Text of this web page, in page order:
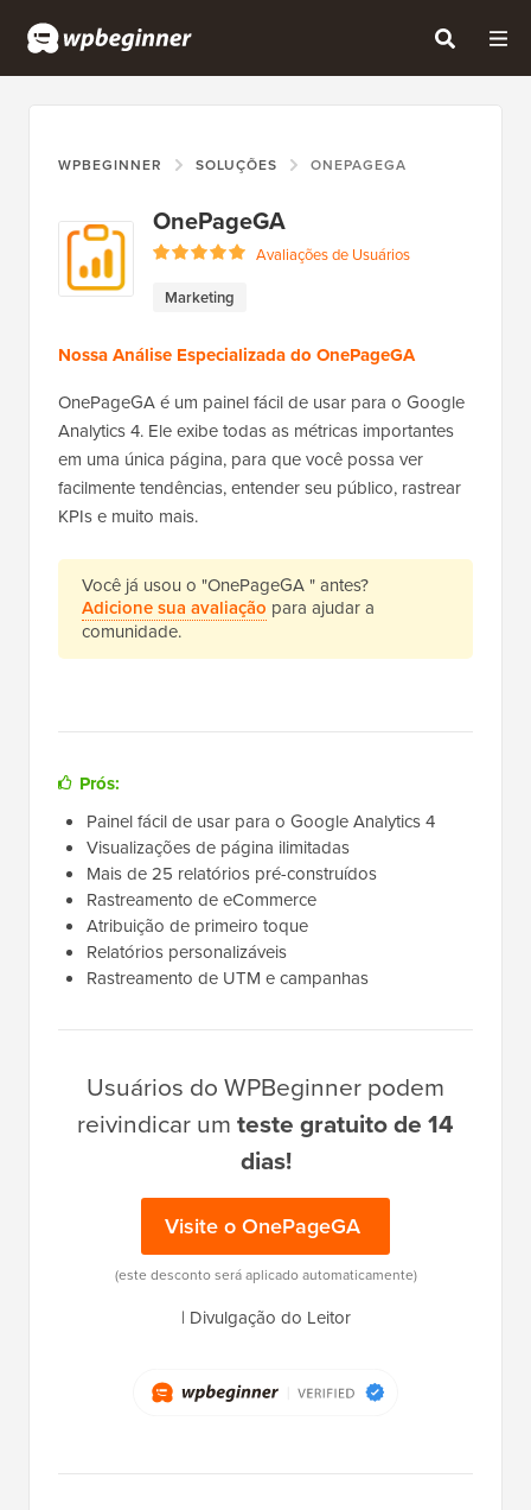
WPBEGINNER SOLUÇÕES ONEPAGEGA
OnePageGA
Avaliações de Usuários
Marketing
Nossa Análise Especializada do OnePageGA
OnePageGA é um painel fácil de usar para o Google
Analytics 4. Ele exibe todas as métricas importantes
em uma única página, para que você possa ver
facilmente tendências, entender seu público, rastrear
KPIs e muito mais.
Você já usou o "OnePageGA " antes?
Adicione sua avaliação para ajudar a
comunidade.
Prós:
Painel fácil de usar para o Google Analytics 4
Visualizações de página ilimitadas
Mais de 25 relatórios pré-construídos
Rastreamento de eCommerce
Atribuição de primeiro toque
Relatórios personalizáveis
Rastreamento de UTM e campanhas
Usuários do WPBeginner podem
reivindicar umteste gratuito de 14
dias!
Visite o OnePageGA
(este desconto será aplicado automaticamente)
| Divulgação do Leitor